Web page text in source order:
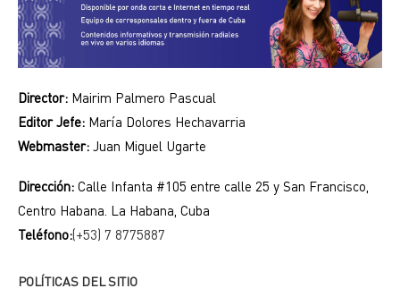
Director: Mairim Palmero Pascual
Editor Jefe: María Dolores Hechavarria
Webmaster: Juan Miguel Ugarte
Dirección: Calle Infanta #105 entre calle 25 y San Francisco,
Centro Habana. La Habana, Cuba
Teléfono:(+53) 7 8775887
POLÍTICAS DEL SITIO